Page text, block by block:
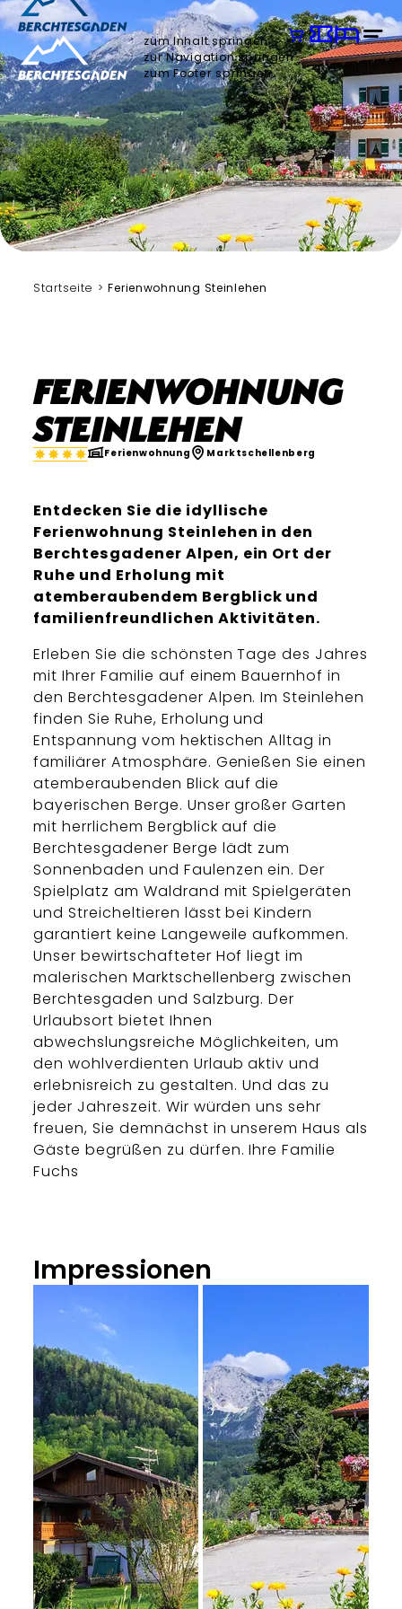
zum Inhalt springen
zur Navigation springen
zum Footer springen
Startseite Ferienwohnung Steinlehen
Ferienwohnung
Steinlehen
Ferienwohnung Marktschellenberg
Entdecken Sie die idyllische
Ferienwohnung Steinlehen in den
Berchtesgadener Alpen, ein Ort der
Ruhe und Erholung mit
atemberaubendem Bergblick und
familienfreundlichen Aktivitäten.
Erleben Sie die schönsten Tage des Jahres
mit Ihrer Familie auf einem Bauernhof in
den Berchtesgadener Alpen. Im Steinlehen
finden Sie Ruhe, Erholung und
Entspannung vom hektischen Alltag in
familiärer Atmosphäre. Genießen Sie einen
atemberaubenden Blick auf die
bayerischen Berge. Unser großer Garten
mit herrlichem Bergblick auf die
Berchtesgadener Berge lädt zum
Sonnenbaden und Faulenzen ein. Der
Spielplatz am Waldrand mit Spielgeräten
und Streicheltieren lässt bei Kindern
garantiert keine Langeweile aufkommen.
Unser bewirtschafteter Hof liegt im
malerischen Marktschellenberg zwischen
Berchtesgaden und Salzburg. Der
Urlaubsort bietet Ihnen
abwechslungsreiche Möglichkeiten, um
den wohlverdienten Urlaub aktiv und
erlebnisreich zu gestalten. Und das zu
jeder Jahreszeit. Wir würden uns sehr
freuen, Sie demnächst in unserem Haus als
Gäste begrüßen zu dürfen. Ihre Familie
Fuchs
Impressionen